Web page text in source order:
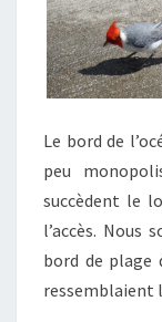
Le bord de
peu
succèdent le
l’accès. Nous
bord de plage
ressemblaient